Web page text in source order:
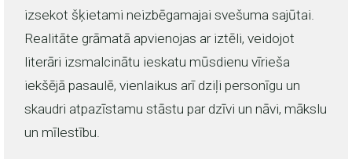
izsekot šķietami neizbēgamajai svešuma sajūtai.
Realitāte grāmatā apvienojas ar iztēli, veidojot
literāri izsmalcinātu ieskatu mūsdienu vīrieša
iekšējā pasaulē, vienlaikus arī dziļi personīgu un
skaudri atpazīstamu stāstu par dzīvi un nāvi, mākslu
un mīlestību.